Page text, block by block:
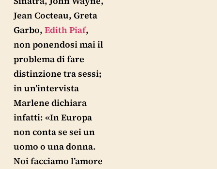
Jean Cocteau, Greta
Garbo, Edith Piaf,
non ponendosi mai il
problema di fare
distinzione tra sessi;
in un’intervista
Marlene dichiara
infatti: «In Europa
non conta se sei un
uomo o una donna.
Noi facciamo l’amore